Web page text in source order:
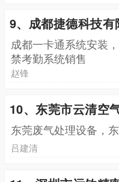
9、成都捷德科技有
成都一卡通系统安装
禁考勤系统销售
赵锋
10、东莞市云清空
东莞废气处理设备，
吕建清